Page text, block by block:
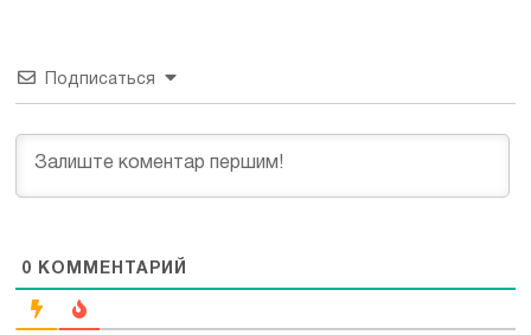
Подписаться
0 КОММЕНТАРИЙ